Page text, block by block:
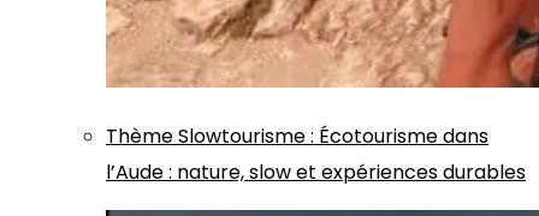
ThèmeSlowtourisme: Écotourisme dans
l’Aude : nature, slow et expériences durables